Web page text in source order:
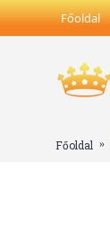
Főoldal
Főoldal